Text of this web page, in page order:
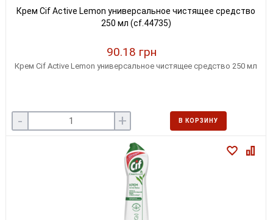
Крем Cif Active Lemon универсальное чистящее средство
250 мл (cf.44735)
90.18 грн
Крем Cif Active Lemon универсальное чистящее средство 250 мл
- + В КОРЗИНУ